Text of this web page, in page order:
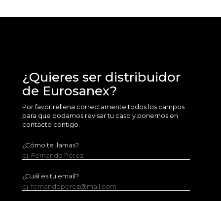
¿Quieres ser distribuidor
de Eurosanex?
Por favor rellena correctamente todos los campos
para que podamos revisar tu caso y ponernos en
contacto contigo.
¿Cómo te llamas?
ej. Fernando Pérez
¿Cuál es tu email?
ej. fernandoperez@mail.com